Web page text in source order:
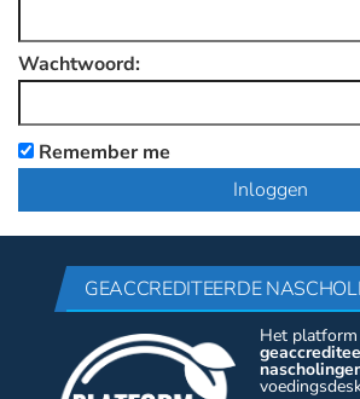
Wachtwoord:
Remember me
GEACCREDITEERDE
Het